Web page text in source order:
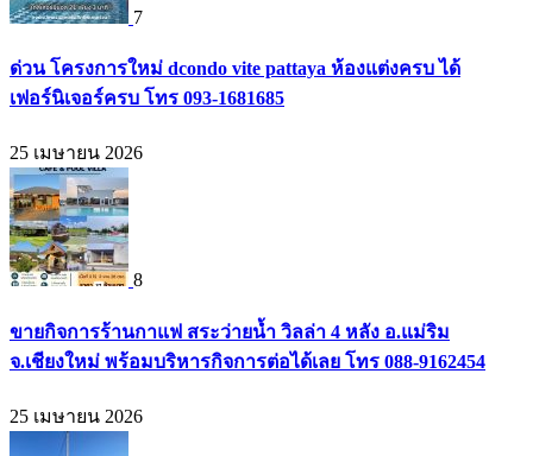
7
ด่วน โครงการใหม่ dcondo vite pattaya ห้องแต่งครบ ได้
เฟอร์นิเจอร์ครบ โทร 093-1681685
25 เมษายน 2026
8
ขายกิจการร้านกาแฟ สระว่ายน้ำ วิลล่า 4 หลัง อ.แม่ริม
จ.เชียงใหม่ พร้อมบริหารกิจการต่อได้เลย โทร 088-9162454
25 เมษายน 2026